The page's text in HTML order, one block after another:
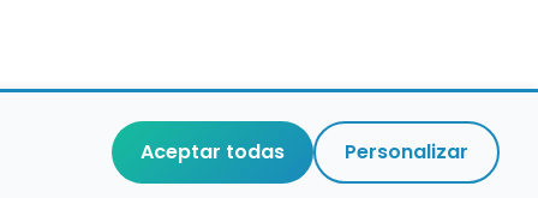
Aceptar todas Personalizar